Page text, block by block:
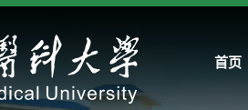
首页